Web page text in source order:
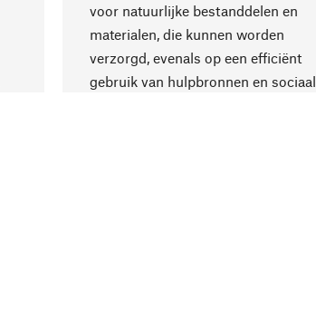
voor natuurlijke bestanddelen en
materialen, die kunnen worden
verzorgd, evenals op een efficiënt
gebruik van hulpbronnen en sociaal